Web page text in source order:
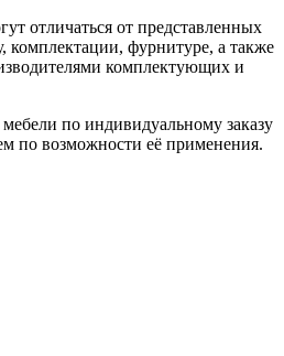
отличаться от представленных
комплектации, фурнитуре, а также
комплектующих и
по индивидуальному заказу
по возможности её применения.